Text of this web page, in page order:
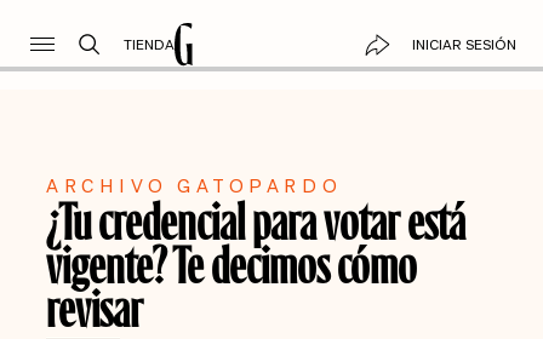
TIENDA INICIAR SESIÓN
ARCHIVO GATOPARDO
¿Tu credencial para votar está
vigente? Te decimos cómo
revisar